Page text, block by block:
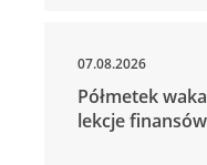
07.08.2026
Półmetek
lekcje finansów